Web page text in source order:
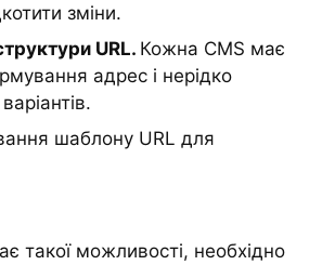
зміни.
URL. Кожна CMS має
адрес і нерідко
шаблону URL для
такої можливості, необхідно